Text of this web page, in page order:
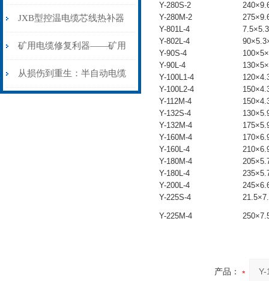
步作业法
山电力动脉的“智能外科医
生”
JXB型控温电缆芯线热补器
安装与接线：精准修复的工
艺基石
矿用电缆修复利器——矿用
电缆热补机智能控温，安全
从损伤到重生：半自动电缆
Y-280S-2
Y-280M-2
Y-801L-4
Y-802L-4
Y-90S-4
Y-90L-4
Y-100L1-4
Y-100L2-4
Y-112M-4
Y-132S-4
Y-132M-4
Y-160M-4
Y-160L-4
Y-180M-4
Y-180L-4
Y-200L-4
Y-225S-4
Y-225M-4
产品：